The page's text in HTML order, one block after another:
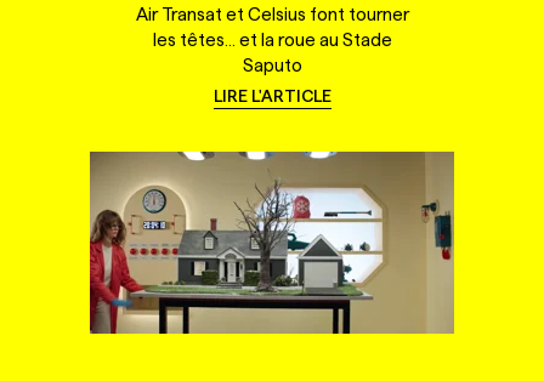
Air Transat et Celsius font tourner
les têtes... et la roue au Stade
Saputo
LIRE L'ARTICLE